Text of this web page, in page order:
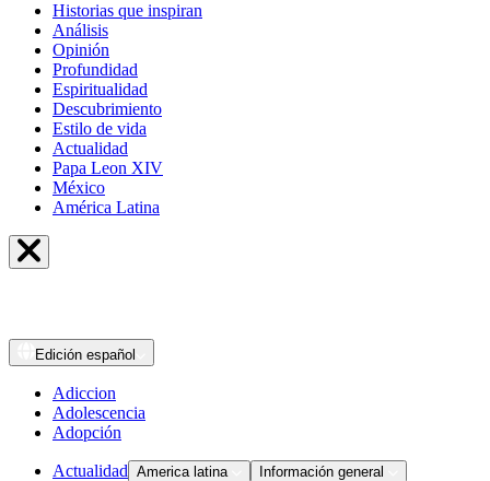
Historias que inspiran
Análisis
Opinión
Profundidad
Espiritualidad
Descubrimiento
Estilo de vida
Actualidad
Papa Leon XIV
México
América Latina
Edición español
Adiccion
Adolescencia
Adopción
Actualidad America latina
Información general